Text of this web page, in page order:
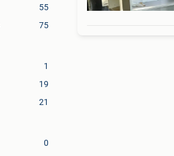
55
75
1
19
21
0